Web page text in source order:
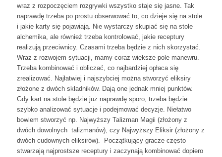
wraz z rozpoczęciem rozgrywki wszystko staje się jasne. Tak
naprawdę trzeba po prostu obserwować to, co dzieje się na stole
i jakie karty się pojawiają. Nie wystarczy skupiać się na stole
alchemika, ale również trzeba kontrolować, jakie receptury
realizują przeciwnicy. Czasami trzeba będzie z nich skorzystać.
Wraz z rozwojem sytuacji, mamy coraz większe pole manewru.
Trzeba kombinować i obliczać, co najbardziej opłaca się
zrealizować. Najłatwiej i najszybciej można stworzyć eliksiry
złożone z dwóch składników. Dają one jednak mniej punktów.
Gdy kart na stole będzie już naprawdę sporo, trzeba będzie
szybko analizować sytuacje i podejmować decyzje. Niełatwo
bowiem stworzyć np. Najwyższy Talizman Magii (złożony z
dwóch dowolnych talizmanów), czy Najwyższy Eliksir (złożony z
dwóch cudownych eliksirów). Początkujący gracze często
stwarzają najprostsze receptury i zaczynają kombinować dopiero